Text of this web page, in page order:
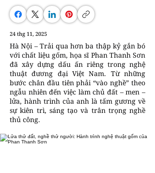
24 thg 11, 2025
Hà Nội – Trải qua hơn ba thập kỷ gắn bó
với chất liệu gốm, họa sĩ Phan Thanh Sơn
đã xây dựng dấu ấn riêng trong nghệ
thuật đương đại Việt Nam. Từ những
bước chân đầu tiên phải “vào nghề” theo
ngẫu nhiên đến việc làm chủ đất – men –
lửa, hành trình của anh là tấm gương về
sự kiên trì, sáng tạo và trân trọng nghề
thủ công.